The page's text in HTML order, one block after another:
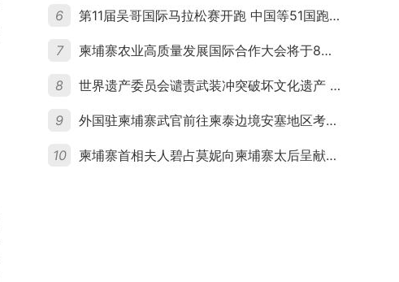
6 第11届吴哥国际马拉松赛开跑 中国等51国跑者齐聚暹粒
7 柬埔寨农业高质量发展国际合作大会将于8月20日举行
8 世界遗产委员会谴责武装冲突破坏文化遗产 柬埔寨呼吁依法追责并加强国际合作
9 外国驻柬埔寨武官前往柬泰边境安塞地区考察 柬方介绍“危险握手”事件及边境情况
10 柬埔寨首相夫人碧占莫妮向柬埔寨太后呈献世界女童军“卓越领袖奖”